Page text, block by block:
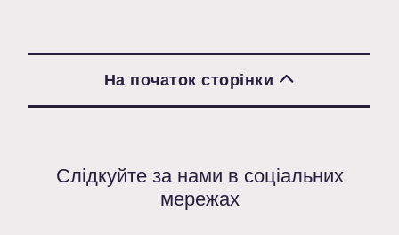
На початок сторінки
Слідкуйте за нами в соціальних
мережах